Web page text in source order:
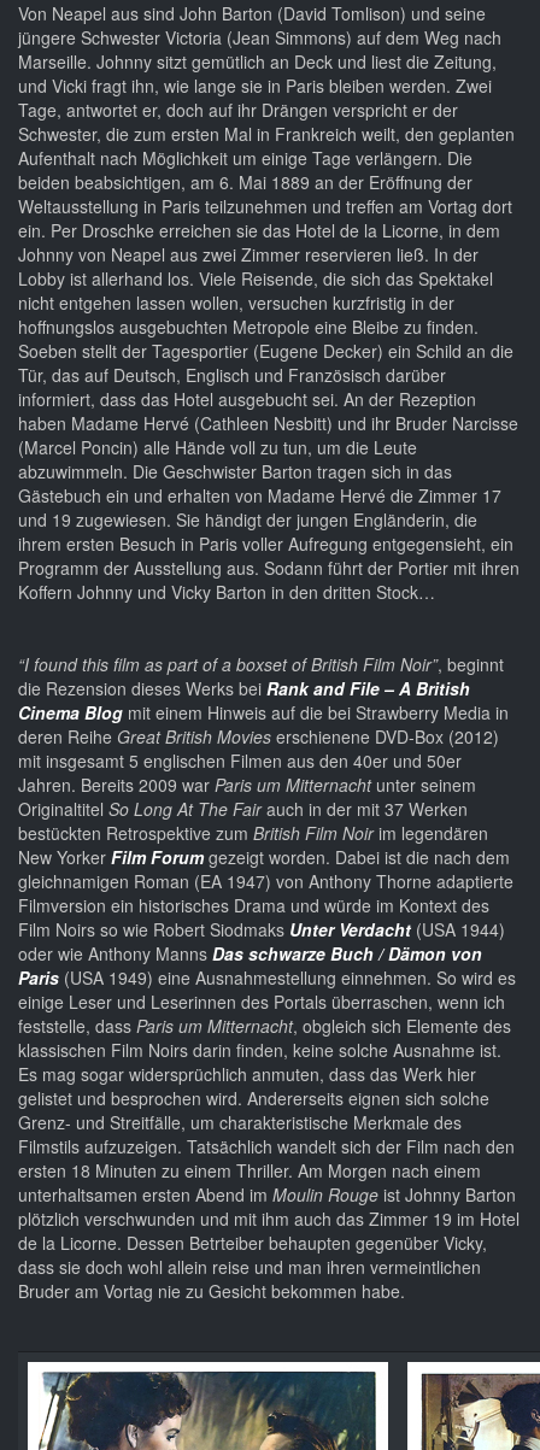
Von Neapel aus sind John Barton (David Tomlison) und seine
jüngere Schwester Victoria (Jean Simmons) auf dem Weg nach
Marseille. Johnny sitzt gemütlich an Deck und liest die Zeitung,
und Vicki fragt ihn, wie lange sie in Paris bleiben werden. Zwei
Tage, antwortet er, doch auf ihr Drängen verspricht er der
Schwester, die zum ersten Mal in Frankreich weilt, den geplanten
Aufenthalt nach Möglichkeit um einige Tage verlängern. Die
beiden beabsichtigen, am 6. Mai 1889 an der Eröffnung der
Weltausstellung in Paris teilzunehmen und treffen am Vortag dort
ein. Per Droschke erreichen sie das Hotel de la Licorne, in dem
Johnny von Neapel aus zwei Zimmer reservieren ließ. In der
Lobby ist allerhand los. Viele Reisende, die sich das Spektakel
nicht entgehen lassen wollen, versuchen kurzfristig in der
hoffnungslos ausgebuchten Metropole eine Bleibe zu finden.
Soeben stellt der Tagesportier (Eugene Decker) ein Schild an die
Tür, das auf Deutsch, Englisch und Französisch darüber
informiert, dass das Hotel ausgebucht sei. An der Rezeption
haben Madame Hervé (Cathleen Nesbitt) und ihr Bruder Narcisse
(Marcel Poncin) alle Hände voll zu tun, um die Leute
abzuwimmeln. Die Geschwister Barton tragen sich in das
Gästebuch ein und erhalten von Madame Hervé die Zimmer 17
und 19 zugewiesen. Sie händigt der jungen Engländerin, die
ihrem ersten Besuch in Paris voller Aufregung entgegensieht, ein
Programm der Ausstellung aus. Sodann führt der Portier mit ihren
Koffern Johnny und Vicky Barton in den dritten Stock…
“I found this film as part of a boxset of British Film Noir”, beginnt
die Rezension dieses Werks bei Rank and File – A British
Cinema Blog mit einem Hinweis auf die bei Strawberry Media in
deren Reihe Great British Movies erschienene DVD-Box (2012)
mit insgesamt 5 englischen Filmen aus den 40er und 50er
Jahren. Bereits 2009 war Paris um Mitternacht unter seinem
Originaltitel So Long At The Fairauch in der mit 37 Werken
bestückten Retrospektive zum British Film Noirim legendären
New Yorker Film Forumgezeigt worden. Dabei ist die nach dem
gleichnamigen Roman (EA 1947) von Anthony Thorne adaptierte
Filmversion ein historisches Drama und würde im Kontext des
Film Noirs so wie Robert Siodmaks Unter Verdacht (USA 1944)
oder wie Anthony Manns Das schwarze Buch / Dämon von
Paris (USA 1949) eine Ausnahmestellung einnehmen. So wird es
einige Leser und Leserinnen des Portals überraschen, wenn ich
feststelle, dass Paris um Mitternacht, obgleich sich Elemente des
klassischen Film Noirs darin finden, keine solche Ausnahme ist.
Es mag sogar widersprüchlich anmuten, dass das Werk hier
gelistet und besprochen wird. Andererseits eignen sich solche
Grenz- und Streitfälle, um charakteristische Merkmale des
Filmstils aufzuzeigen. Tatsächlich wandelt sich der Film nach den
ersten 18 Minuten zu einem Thriller. Am Morgen nach einem
unterhaltsamen ersten Abend im Moulin Rouge ist Johnny Barton
plötzlich verschwunden und mit ihm auch das Zimmer 19 im Hotel
de la Licorne. Dessen Betrteiber behaupten gegenüber Vicky,
dass sie doch wohl allein reise und man ihren vermeintlichen
Bruder am Vortag nie zu Gesicht bekommen habe.